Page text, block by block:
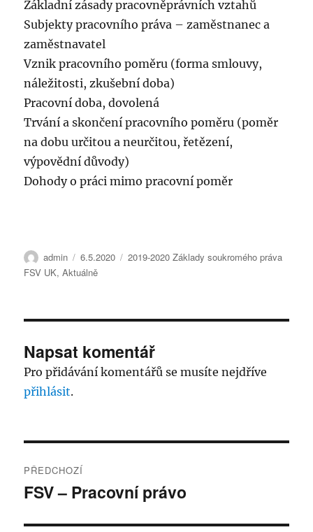
Základní zásady pracovněprávních vztahů
Subjekty pracovního práva – zaměstnanec a
zaměstnavatel
Vznik pracovního poměru (forma smlouvy,
náležitosti, zkušební doba)
Pracovní doba, dovolená
Trvání a skončení pracovního poměru (poměr
na dobu určitou a neurčitou, řetězení,
výpovědní důvody)
Dohody o práci mimo pracovní poměr
Autor:
admin Publikováno:
6.5.2020 Rubriky:
2019-2020 Základy soukromého práva
FSV UK,Aktuálně
Napsat komentář
Pro přidávání komentářů se musíte nejdříve
přihlásit.
pro
PŘEDCHOZÍ
Předchozí
FSV – Pracovní právo